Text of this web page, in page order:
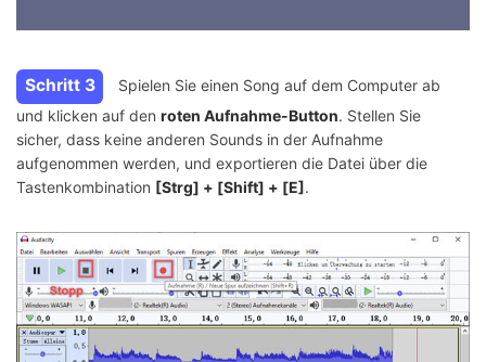
Schritt 3
Spielen Sie einen Song auf dem Computer ab
und klicken auf den roten Aufnahme-Button. Stellen Sie
sicher, dass keine anderen Sounds in der Aufnahme
aufgenommen werden, und exportieren die Datei über die
Tastenkombination [Strg] + [Shift] + [E].